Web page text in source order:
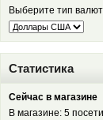
Выберите тип
Статистика
Сейчас в магазине
В магазине: 5